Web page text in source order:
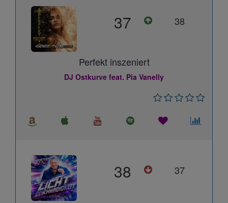
37 38
Perfekt inszeniert
DJ Ostkurve feat. Pia Vanelly
38 37